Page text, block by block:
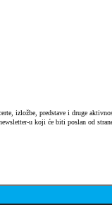
izložbe, predstave i druge
u koji će biti poslan od strane